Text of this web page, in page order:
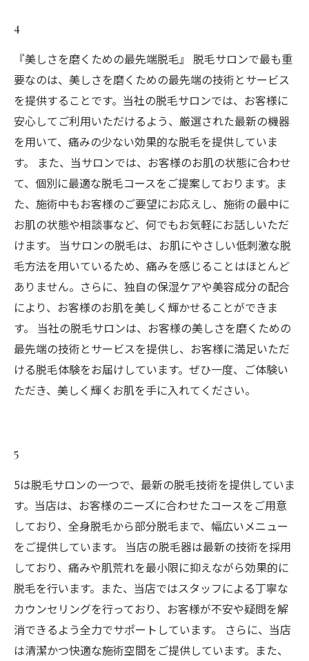
4
『美しさを磨くための最先端脱毛』 脱毛サロンで最も重
要なのは、美しさを磨くための最先端の技術とサービス
を提供することです。当社の脱毛サロンでは、お客様に
安心してご利用いただけるよう、厳選された最新の機器
を用いて、痛みの少ない効果的な脱毛を提供していま
す。 また、当サロンでは、お客様のお肌の状態に合わせ
て、個別に最適な脱毛コースをご提案しております。ま
た、施術中もお客様のご要望にお応えし、施術の最中に
お肌の状態や相談事など、何でもお気軽にお話しいただ
けます。 当サロンの脱毛は、お肌にやさしい低刺激な脱
毛方法を用いているため、痛みを感じることはほとんど
ありません。さらに、独自の保湿ケアや美容成分の配合
により、お客様のお肌を美しく輝かせることができま
す。 当社の脱毛サロンは、お客様の美しさを磨くための
最先端の技術とサービスを提供し、お客様に満足いただ
ける脱毛体験をお届けしています。ぜひ一度、ご体験い
ただき、美しく輝くお肌を手に入れてください。
5
5は脱毛サロンの一つで、最新の脱毛技術を提供していま
す。当店は、お客様のニーズに合わせたコースをご用意
しており、全身脱毛から部分脱毛まで、幅広いメニュー
をご提供しています。 当店の脱毛器は最新の技術を採用
しており、痛みや肌荒れを最小限に抑えながら効果的に
脱毛を行います。また、当店ではスタッフによる丁寧な
カウンセリングを行っており、お客様が不安や疑問を解
消できるよう全力でサポートしています。 さらに、当店
は清潔かつ快適な施術空間をご提供しています。また、